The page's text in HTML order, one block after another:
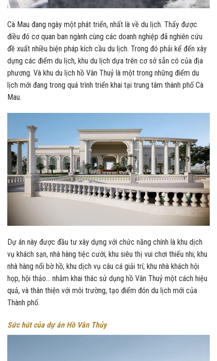
Cà Mau đang ngày một phát triển, nhất là về du lịch. Thấy được
điều đó cơ quan ban ngành cùng các doanh nghiệp đã nghiên cứu
đề xuất nhiều biện pháp kích cầu du lịch. Trong đó phải kể đến xây
dựng các điểm du lịch, khu du lịch dựa trên cơ sở sẵn có của địa
phương. Và khu du lịch hồ Vân Thuỷ là một trong những điểm du
lịch mới đang trong quá trình triển khai tại trung tâm thành phố Cà
Mau.
Dự án này được đầu tư xây dựng với chức năng chính là khu dịch
vụ khách sạn, nhà hàng tiệc cưới; khu siêu thị vui chơi thiếu nhi; khu
nhà hàng nổi bờ hồ; khu dịch vụ câu cá giải trí; khu nhà khách hội
họp, hội thảo… nhằm khai thác sử dụng hồ Vân Thuỷ một cách hiệu
quả, và thân thiện với môi trường, tạo điểm đón du lịch mới của
Thành phố.
Sức hút của dự án Hồ Vân Thủy